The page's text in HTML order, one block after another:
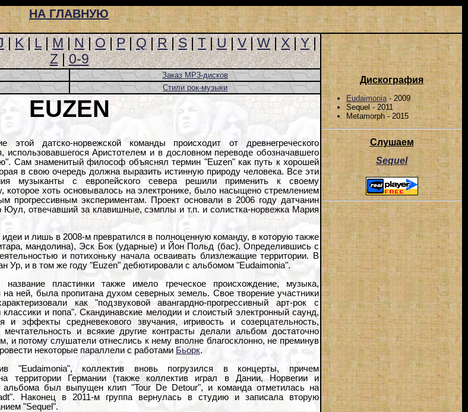
НА ГЛАВНУЮ
|K|L|M|N|O|P|Q|R|S|T|U|V|W|X|Y|
Z|0-9
Дискография
Eudaimonia - 2009
Sequel - 2011
Metamorph - 2015
Слушаем
Sequel
Заказ MP3-дисков
Стили рок-музыки
EUZEN
этой датско-норвежской команды происходит от древнегреческого
использовавшегося Аристотелем и в дословном переводе обозначавшего
Сам знаменитый философ объяснял термин "Euzen" как путь к хорошей
в свою очередь должна выразить истинную природу человека. Все эти
музыканты с европейского севера решили применить к своему
которое хоть основывалось на электронике, было насыщено стремлением
прогрессивным экспериментам. Проект основали в 2006 году датчанин
Юул, отвечавший за клавишные, сэмплы и т.п. и солистка-норвежка Мария
и лишь в 2008-м превратился в полноценную команду, в которую также
мандолина), Эск Бок (ударные) и Йон Польд (бас). Определившись с
и потихоньку начала осваивать близлежащие территории. В
Ур, и в том же году "Euzen" дебютировали с альбомом "Eudaimonia".
пластинки также имело греческое происхождение, музыка,
на ней, была пропитана духом северных земель. Свое творение участники
как "подзвуковой авангардно-прогрессивный арт-рок с
классики и попа". Скандинавские мелодии и слоистый электронный саунд,
и эффекты средневекового звучания, игривость и созерцательность,
мечтательность и всякие другие контрасты делали альбом достаточно
и потому слушатели отнеслись к нему вполне благосклонно, не преминув
некоторые параллели с работами Бьорк.
"Eudaimonia", коллектив вновь погрузился в концерты, причем
территории Германии (также коллектив играл в Дании, Норвегии и
альбома был выпущен клип "Tour De Detour", и команда отметилась на
Наконец в 2011-м группа вернулась в студию и записала вторую
"Sequel".